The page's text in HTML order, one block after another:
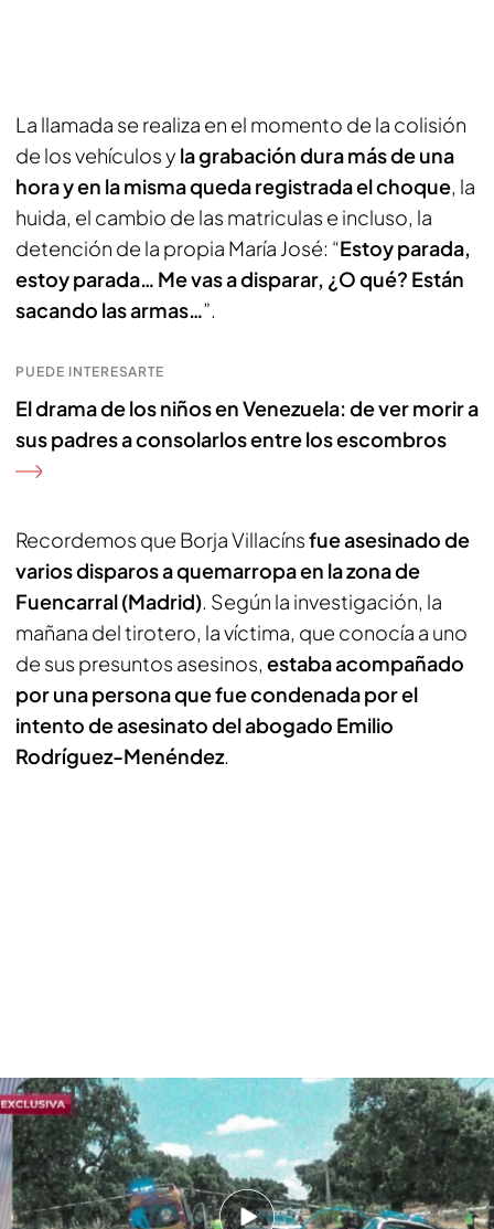
La llamada se realiza en el momento de la colisión
de los vehículos y la grabación dura más de una
hora y en la misma queda registrada el choque, la
huida, el cambio de las matriculas e incluso, la
detención de la propia María José: “Estoy parada,
estoy parada… Me vas a disparar, ¿O qué? Están
sacando las armas…”.
PUEDE INTERESARTE
El drama de los niños en Venezuela: de ver morir a
sus padres a consolarlos entre los escombros
Recordemos que Borja Villacínsfue asesinado de
varios disparos a quemarropa en la zona de
Fuencarral (Madrid). Según la investigación, la
mañana del tirotero, la víctima, que conocía a uno
de sus presuntos asesinos, estaba acompañado
por una persona que fue condenada por el
intento de asesinato del abogado Emilio
Rodríguez-Menéndez.
Exclusiva | Así son las nuevas imágenes del crimen de Borja Villacís
PUEDE INTERESARTE
Los rescates milagrosos tras el terremoto en
Venezuela, con las uñas, escobas y corazón